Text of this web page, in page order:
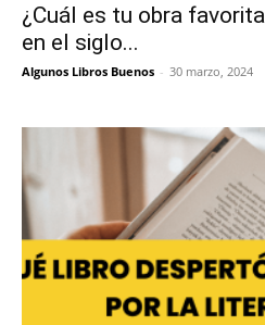
¿Cuál es tu obra
en el siglo...
Algunos Libros Buenos - 30 marzo, 2024